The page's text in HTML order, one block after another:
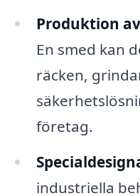
Produktion
En smed kan
räcken,
företag.
industriella